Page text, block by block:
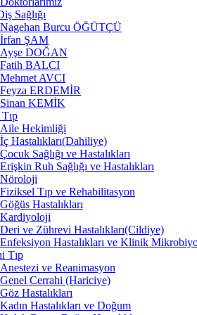
Sağlığı
Nagehan Burcu ÖĞÜTÇÜ
İrfan ŞAM
Ayşe DOĞAN
Fatih BALCI
Mehmet AVCI
Feyza ERDEMİR
Sinan KEMİK
Aile Hekimliği
İç Hastalıkları(Dahiliye)
Çocuk Sağlığı ve Hastalıkları
Erişkin Ruh Sağlığı ve Hastalıkları
Nöroloji
Fiziksel Tıp ve Rehabilitasyon
Göğüs Hastalıkları
Kardiyoloji
Deri ve Zührevi Hastalıkları(Cildiye)
Enfeksiyon Hastalıkları ve Klinik
Tıp
Anestezi ve Reanimasyon
Genel Cerrahi (Hariciye)
Göz Hastalıkları
Kadın Hastalıkları ve Doğum